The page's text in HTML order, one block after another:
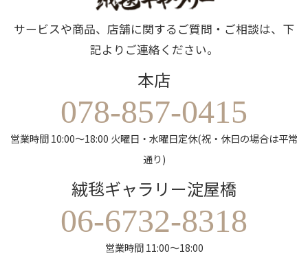
サービスや商品、店舗に関するご質問・ご相談は、下
記よりご連絡ください。
本店
078-857-0415
営業時間 10:00～18:00 火曜日・水曜日定休(祝・休日の場合は平常
通り)
絨毯ギャラリー淀屋橋
06-6732-8318
営業時間 11:00～18:00